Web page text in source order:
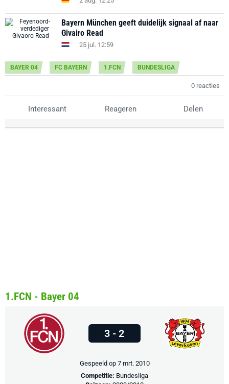
Bayern München geeft duidelijk signaal af naar
Givairo Read
25 jul. 12:59
BAYER 04 FC BAYERN 1.FCN BUNDESLIGA
0 reacties
Interessant Reageren Delen
1.FCN - Bayer 04
3 - 2
Gespeeld op 7 mrt. 2010
Competitie: Bundesliga